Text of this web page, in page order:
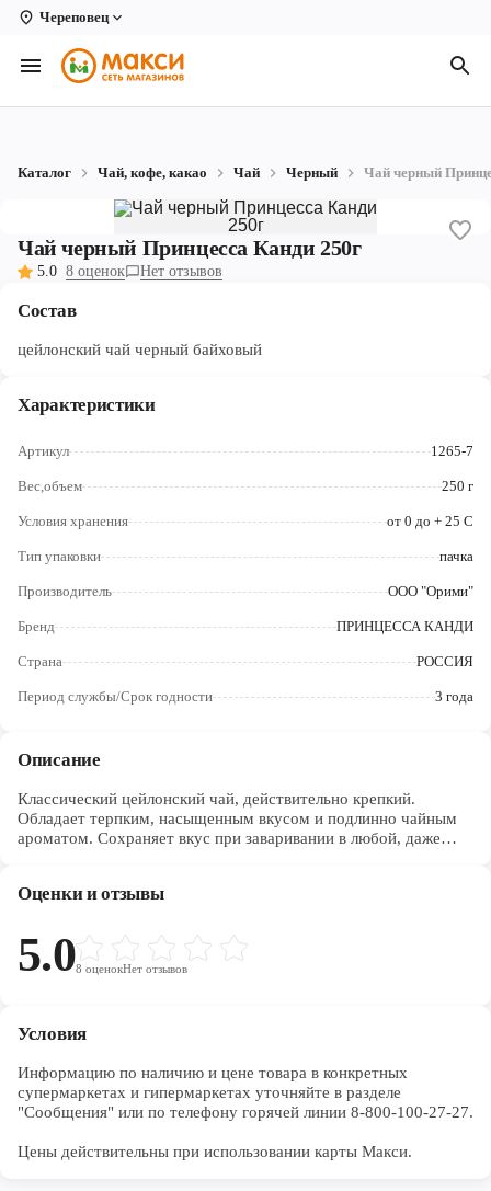
Череповец
Вологда
Архангельск
Кирово-Чепецк
Коряжма
Рыбинск
Северодвинск
Каталог Чай, кофе, какао Чай Черный Чай черный
Чай черный Принцесса Канди 250г
5.0 8 оценок Нет отзывов
Состав
цейлонский чай черный байховый
Характеристики
Артикул 1265-7
Вес,объем 250 г
Условия хранения от 0 до + 25 С
Тип упаковки пачка
Производитель ООО "Орими"
Бренд ПРИНЦЕССА КАНДИ
Страна РОССИЯ
Период службы/Срок годности 3 года
Описание
Классический цейлонский чай, действительно крепкий.
Обладает терпким, насыщенным вкусом и подлинно чайным
ароматом. Сохраняет вкус при заваривании в любой, даже
Оценки и отзывы
5.08 оценокНет отзывов
Условия
Информацию по наличию и цене товара в конкретных
супермаркетах и гипермаркетах уточняйте в разделе
"Сообщения" или по телефону горячей линии 8-800-100-27-27.
Цены действительны при использовании карты Макси.